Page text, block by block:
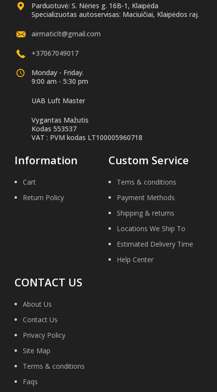
Parduotuvė: S. Nėries g. 16B-1, Klaipėda
Specializuotas autoservisas: Maciuičiai, Klaipėdos raj.
airmaticlt@gmail.com
+37067049017
Monday - Friday.
9:00 am - 5:30 pm
UAB Luft Master
Vygantas Mažutis
Kodas 553537
VAT : PVM kodas LT100005960718
Information
Cart
Return Policy
Custom Service
Tems & conditions
Payment Methods
Shipping & returns
Locations We Ship To
Estimated Delivery Time
Help Center
CONTACT US
About Us
Contact Us
Privacy Policy
Site Map
Terms & conditions
Faqs